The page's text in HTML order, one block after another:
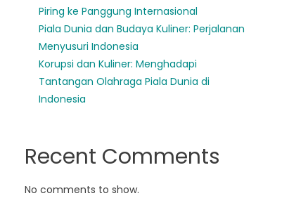
Piring ke Panggung Internasional
Piala Dunia dan Budaya Kuliner: Perjalanan
Menyusuri Indonesia
Korupsi dan Kuliner: Menghadapi
Tantangan Olahraga Piala Dunia di
Indonesia
Recent Comments
No comments to show.